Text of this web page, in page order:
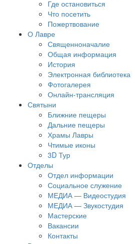
Где остановиться
Что посетить
Пожертвование
О Лавре
Священноначалие
Общая информация
История
Электронная библиотека
Фотогалерея
Онлайн-трансляция
Святыни
Ближние пещеры
Дальние пещеры
Храмы Лавры
Чтимые иконы
3D Тур
Отделы
Отдел информации
Социальное служение
МЕДИА — Видеостудия
МЕДИА — Звукостудия
Мастерские
Вакансии
Контакты